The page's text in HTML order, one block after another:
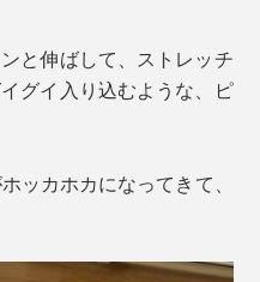
と伸ばして、ストレッチ
グイ入り込むような、ピ
ッカホカになってきて、